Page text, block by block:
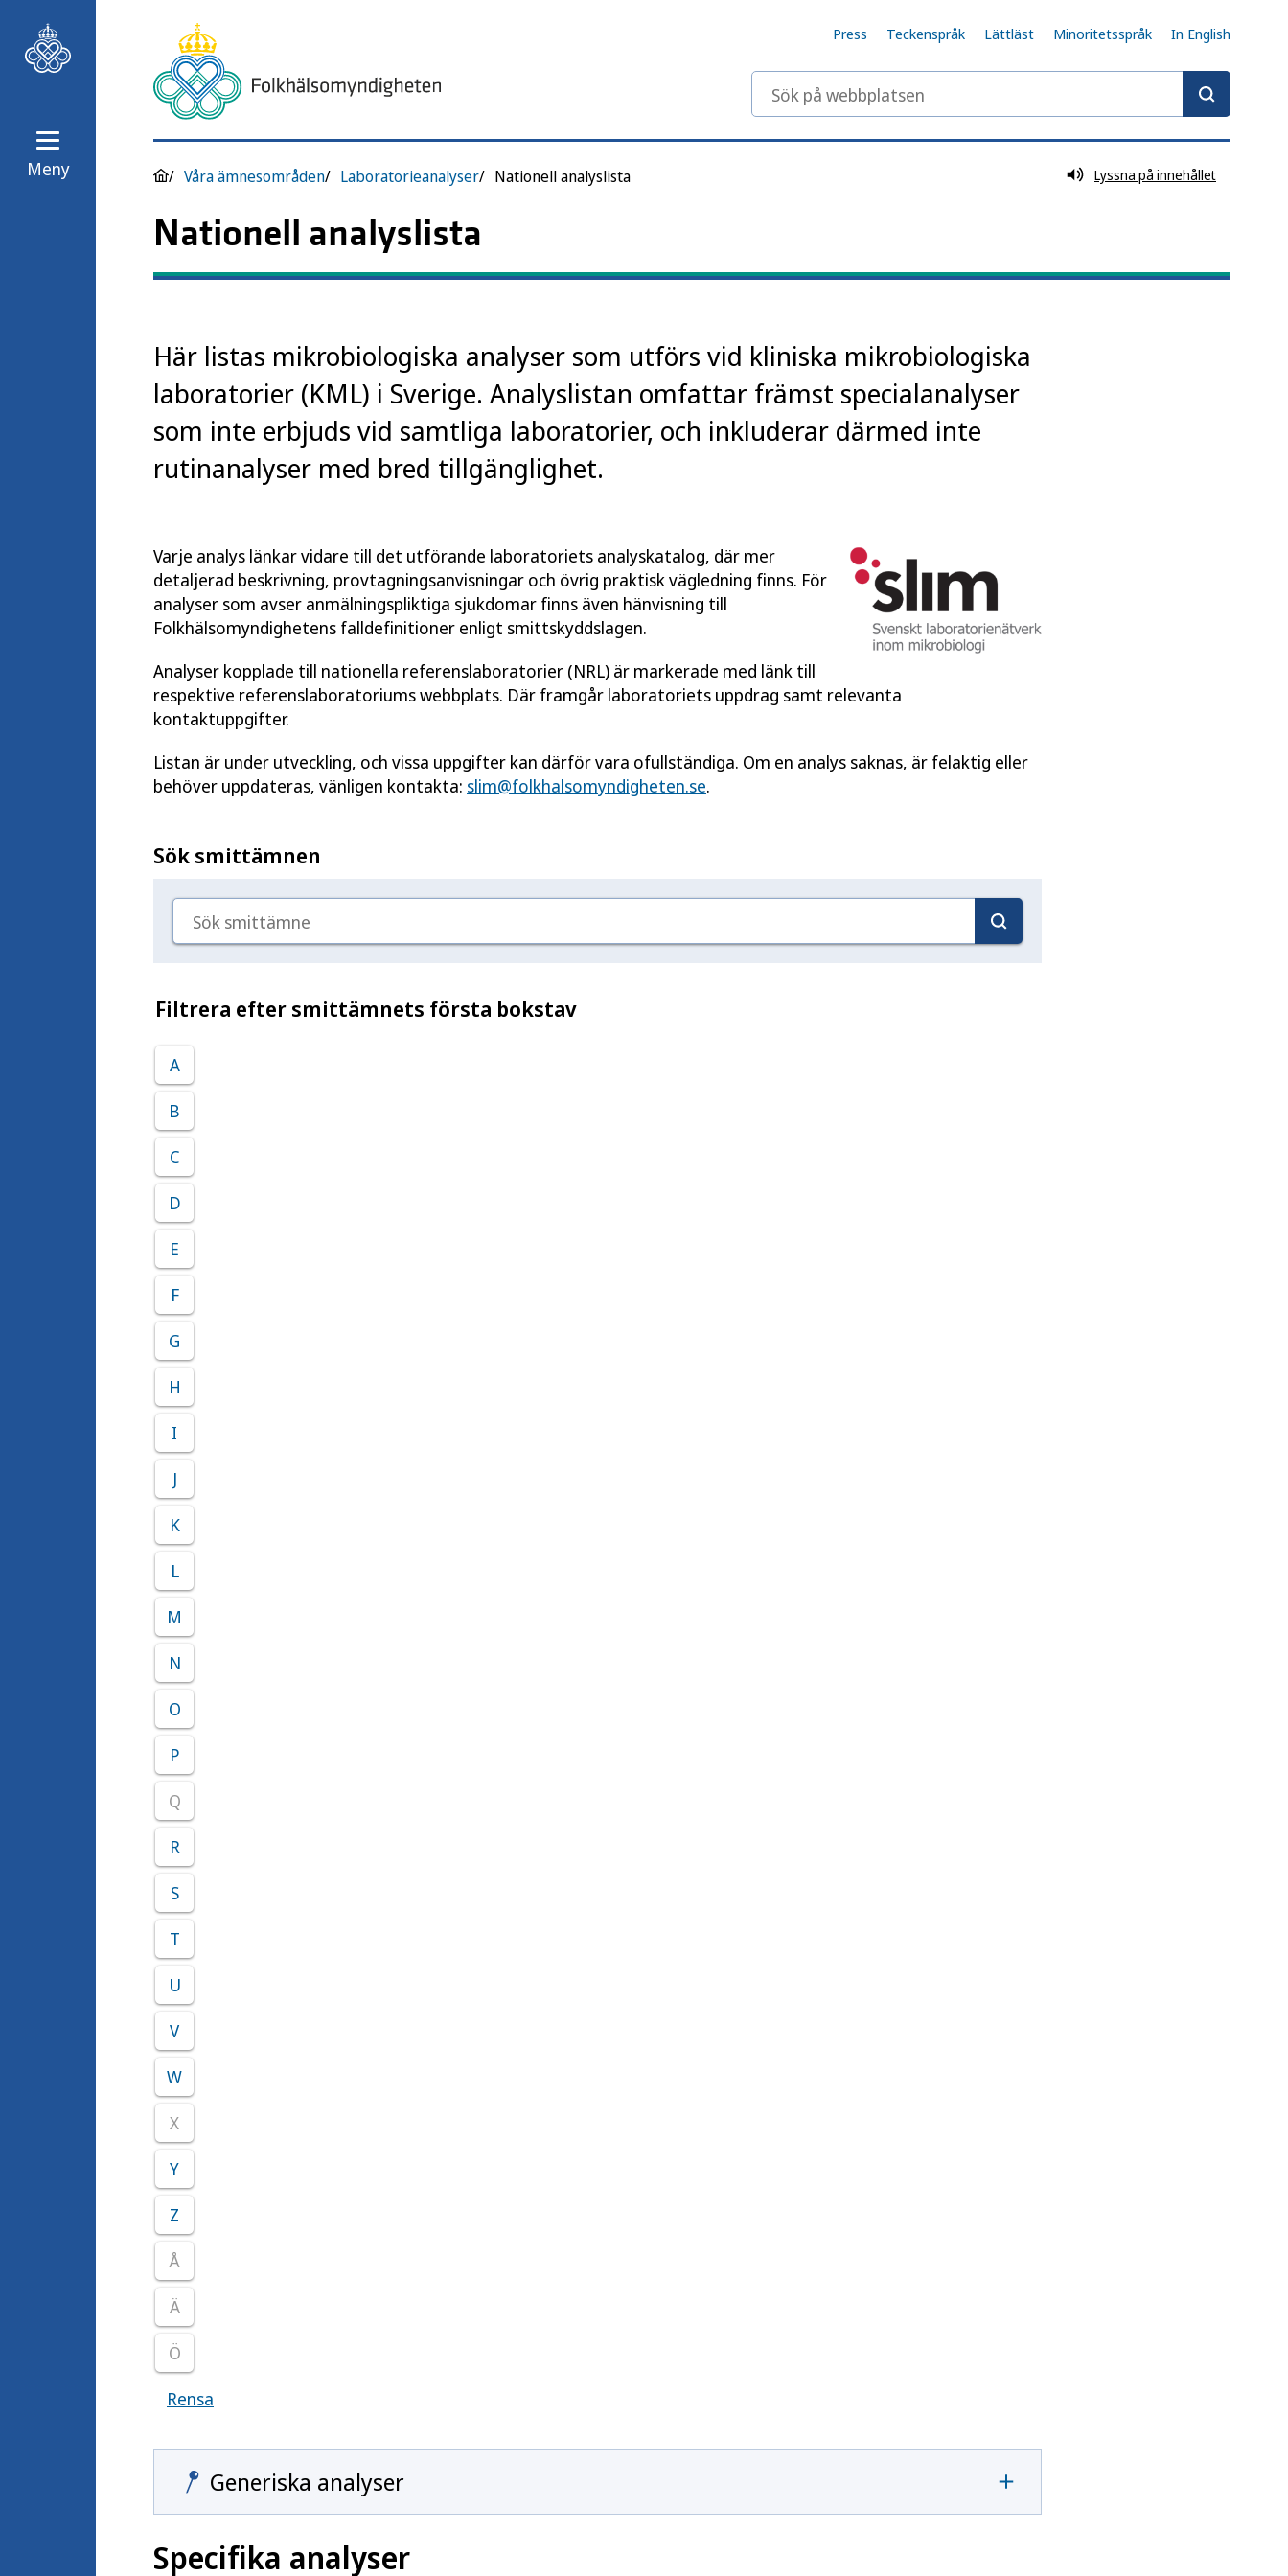
Meny
Press Teckenspråk Lättläst Minoritetsspråk In English
Sök på webbplatsen
Våra ämnesområden Laboratorieanalyser Nationell analyslista Lyssna på innehållet
Nationell analyslista
Här listas mikrobiologiska analyser som utförs vid kliniska mikrobiologiska
laboratorier (KML) i Sverige. Analyslistan omfattar främst specialanalyser
som inte erbjuds vid samtliga laboratorier, och inkluderar därmed inte
rutinanalyser med bred tillgänglighet.
Varje analys länkar vidare till det utförande laboratoriets analyskatalog, där mer
detaljerad beskrivning, provtagningsanvisningar och övrig praktisk vägledning finns. För
analyser som avser anmälningspliktiga sjukdomar finns även hänvisning till
Folkhälsomyndighetens falldefinitioner enligt smittskyddslagen.
Analyser kopplade till nationella referenslaboratorier (NRL) är markerade med länk till
respektive referenslaboratoriums webbplats. Där framgår laboratoriets uppdrag samt relevanta
kontaktuppgifter.
Listan är under utveckling, och vissa uppgifter kan därför vara ofullständiga. Om en analys saknas, är felaktig eller
behöver uppdateras, vänligen kontakta: slim@folkhalsomyndigheten.se.
Sök smittämnen
Sök smittämne
Filtrera efter smittämnets första bokstav
A
B
C
D
E
F
G
H
I
J
K
L
M
N
O
P
Q
R
S
T
U
V
W
X
Y
Z
Å
Ä
Ö
Rensa
Generiska analyser
Specifika analyser